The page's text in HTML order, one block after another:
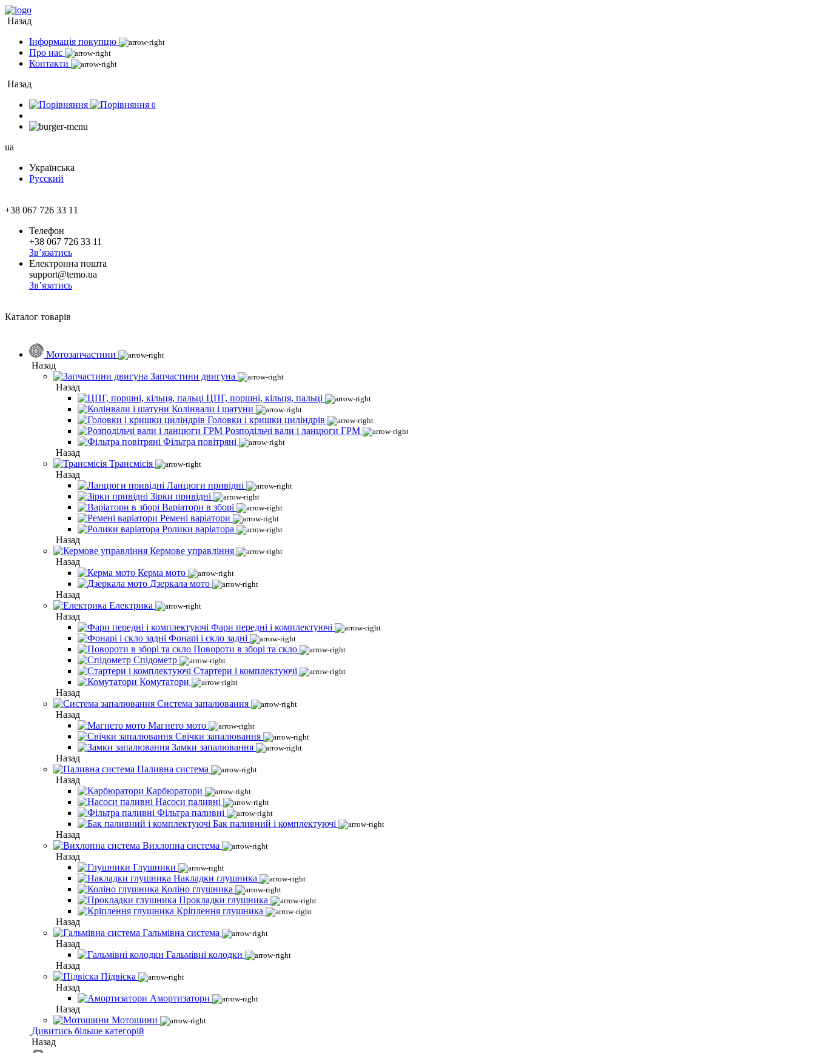
Назад
Інформація покупцю
Про нас
Контакти
Назад
0
ua
Українська
Русский
+38 067 726 33 11
Телефон
+38 067 726 33 11
Зв’язатись
Електронна пошта
support@temo.ua
Зв’язатись
Каталог товарів
Мотозапчастини
Назад
Запчастини двигуна
Назад
ЦПГ, поршні, кільця, пальці
Колінвали і шатуни
Головки і кришки циліндрів
Розподільчі вали і ланцюги ГРМ
Фільтра повітряні
Назад
Трансмісія
Назад
Ланцюги привідні
Зірки привідні
Варіатори в зборі
Ремені варіатори
Ролики варіатора
Назад
Кермове управління
Назад
Керма мото
Дзеркала мото
Назад
Електрика
Назад
Фари передні і комплектуючі
Фонарі і скло задні
Повороти в зборі та скло
Спідометр
Стартери і комплектуючі
Комутатори
Назад
Система запалювання
Назад
Магнето мото
Свічки запалювання
Замки запалювання
Назад
Паливна система
Назад
Карбюратори
Насоси паливні
Фільтра паливні
Бак паливний і комплектуючі
Назад
Вихлопна система
Назад
Глушники
Накладки глушника
Коліно глушника
Прокладки глушника
Кріплення глушника
Назад
Гальмівна система
Назад
Гальмівні колодки
Назад
Підвіска
Назад
Амортизатори
Назад
Мотошини
Дивитись більше категорій
Назад